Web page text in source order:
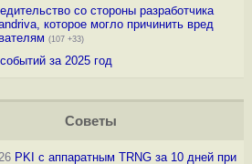
со стороны разработчика
которое могло причинить вред
(107 +33)
за 2025 год
Советы
PKI с аппаратным TRNG за 10 дней при